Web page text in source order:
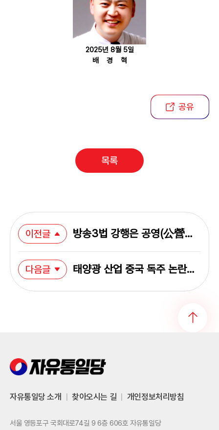
2025년 8월 5일
배 경 혁
공유
목록
이전글
방송3법 강행은 공영(公營)
을 가장한 공작(工作)이다
다음글
태양광 산업 중국 독주 논란,
자유통일당 소개 찾아오시는 길 개인정보처리방침
서울 영등포구 국회대로74길 9 6층 606호 자유통일당